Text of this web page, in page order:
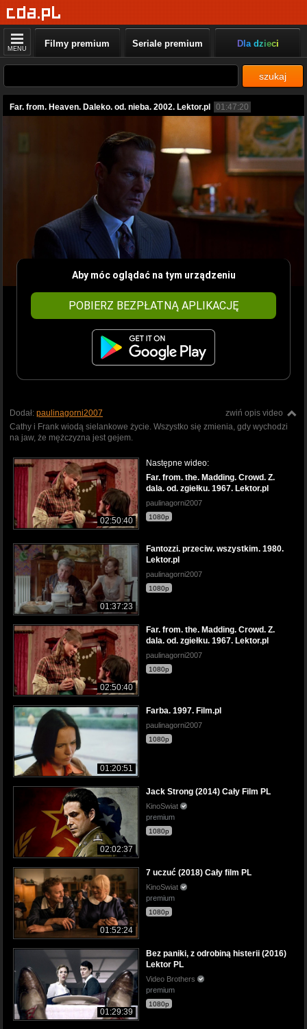
MENU Filmy premium Seriale premium Dla dzieci
szukaj
Far. from. Heaven. Daleko. od. nieba. 2002. Lektor.pl 01:47:20
Aby móc oglądać na tym urządzeniu
POBIERZ BEZPŁATNĄ APLIKACJĘ
zwiń opis video
Dodał: paulinagorni2007
Cathy i Frank wiodą sielankowe życie. Wszystko się zmienia, gdy wychodzi
na jaw, że mężczyzna jest gejem.
02:50:40
Następne wideo:
Far. from. the. Madding. Crowd. Z.
dala. od. zgiełku. 1967. Lektor.pl
paulinagorni2007
1080p
01:37:23
Fantozzi. przeciw. wszystkim. 1980.
Lektor.pl
paulinagorni2007
1080p
02:50:40
Far. from. the. Madding. Crowd. Z.
dala. od. zgiełku. 1967. Lektor.pl
paulinagorni2007
1080p
01:20:51
Farba. 1997. Film.pl
paulinagorni2007
1080p
02:02:37
Jack Strong (2014) Cały Film PL
KinoSwiat
premium
1080p
01:52:24
7 uczuć (2018) Cały film PL
KinoSwiat
premium
1080p
01:29:39
Bez paniki, z odrobiną histerii (2016)
Lektor PL
Video Brothers
premium
1080p